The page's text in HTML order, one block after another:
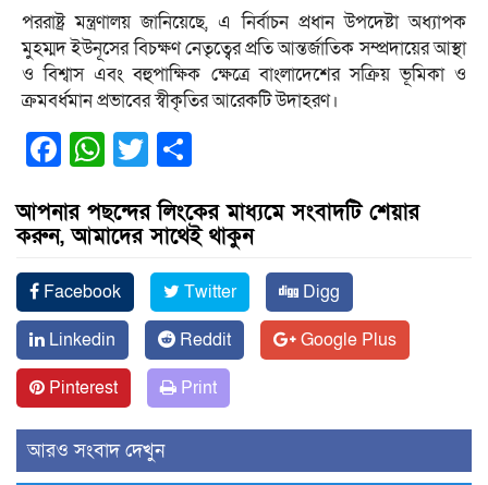
পররাষ্ট্র মন্ত্রণালয় জানিয়েছে, এ নির্বাচন প্রধান উপদেষ্টা অধ্যাপক
মুহম্মদ ইউনূসের বিচক্ষণ নেতৃত্বের প্রতি আন্তর্জাতিক সম্প্রদায়ের আস্থা
ও বিশ্বাস এবং বহুপাক্ষিক ক্ষেত্রে বাংলাদেশের সক্রিয় ভূমিকা ও
ক্রমবর্ধমান প্রভাবের স্বীকৃতির আরেকটি উদাহরণ।
Facebook
WhatsApp
Twitter
আপনার পছন্দের লিংকের মাধ্যমে সংবাদটি শেয়ার
করুন, আমাদের সাথেই থাকুন
Facebook Twitter
Digg
Linkedin
Reddit
Google Plus
Pinterest
Print
আরও সংবাদ দেখুন